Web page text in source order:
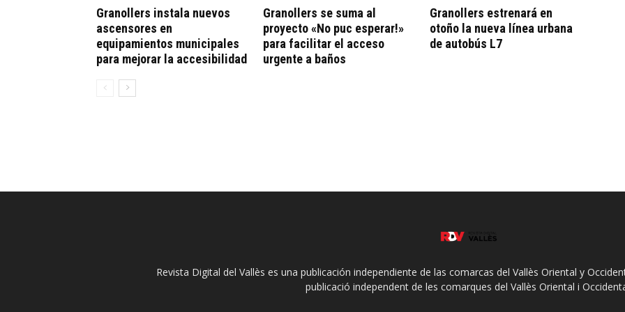
Granollers instala nuevos
ascensores en
equipamientos municipales
para mejorar la accesibilidad
Granollers se suma al
proyecto «No puc esperar!»
para facilitar el acceso
urgente a baños
Granollers estrenará en
otoño la nueva línea urbana
de autobús L7
Revista Digital del Vallès es una publicación independiente de las comarcas del Vallès Oriental y
publicació independent de les comarques del Vallès Oriental i